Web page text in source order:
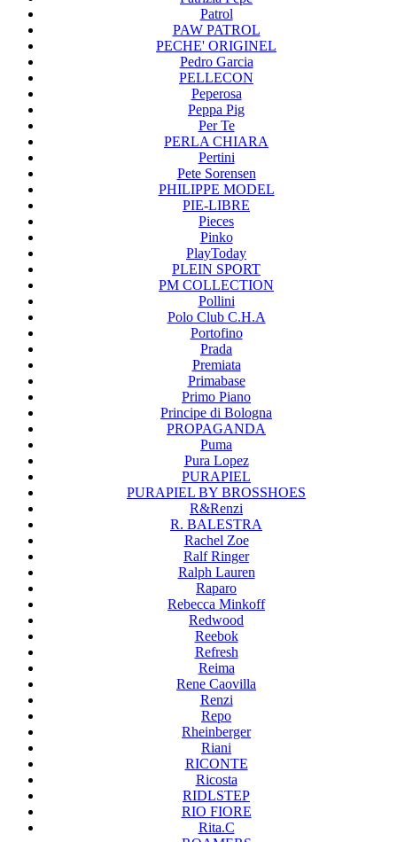
Patrol
PAW PATROL
PECHE' ORIGINEL
Pedro Garcia
PELLECON
Peperosa
Peppa Pig
Per Te
PERLA CHIARA
Pertini
Pete Sorensen
PHILIPPE MODEL
PIE-LIBRE
Pieces
Pinko
PlayToday
PLEIN SPORT
PM COLLECTION
Pollini
Polo Club C.H.A
Portofino
Prada
Premiata
Primabase
Primo Piano
Principe di Bologna
PROPAGANDA
Puma
Pura Lopez
PURAPIEL
PURAPIEL BY BROSSHOES
R&Renzi
R. BALESTRA
Rachel Zoe
Ralf Ringer
Ralph Lauren
Raparo
Rebecca Minkoff
Redwood
Reebok
Refresh
Reima
Rene Caovilla
Renzi
Repo
Rheinberger
Riani
RICONTE
Ricosta
RIDLSTEP
RIO FIORE
Rita.C